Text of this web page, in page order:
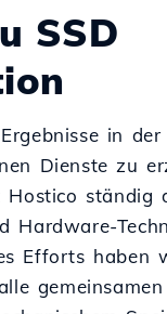
SSD
in
Dienste zu
Hostico ständig
Hardware-
Efforts haben